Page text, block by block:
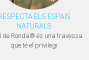
ELS ESPAIS
NATURALS
de Ronda® és una travessa
que té el privilegi